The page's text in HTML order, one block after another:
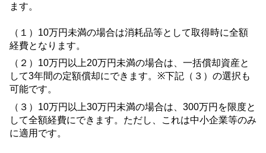
ます。
（１） 10万円未満の場合は消耗品等として取得時に全額
経費となります。
（２） 10万円以上20万円未満の場合は、一括償却資産と
して3年間の定額償却にできます。 ※下記（３）の選択も
可能です。
（３） 10万円以上30万円未満の場合は、 300万円を限度と
して全額経費にできます。ただし、これは中小企業等のみ
に適用です。